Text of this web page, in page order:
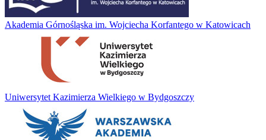
Akademia Górnośląska im. Wojciecha Korfantego w Katowicach
Uniwersytet Kazimierza Wielkiego w Bydgoszczy